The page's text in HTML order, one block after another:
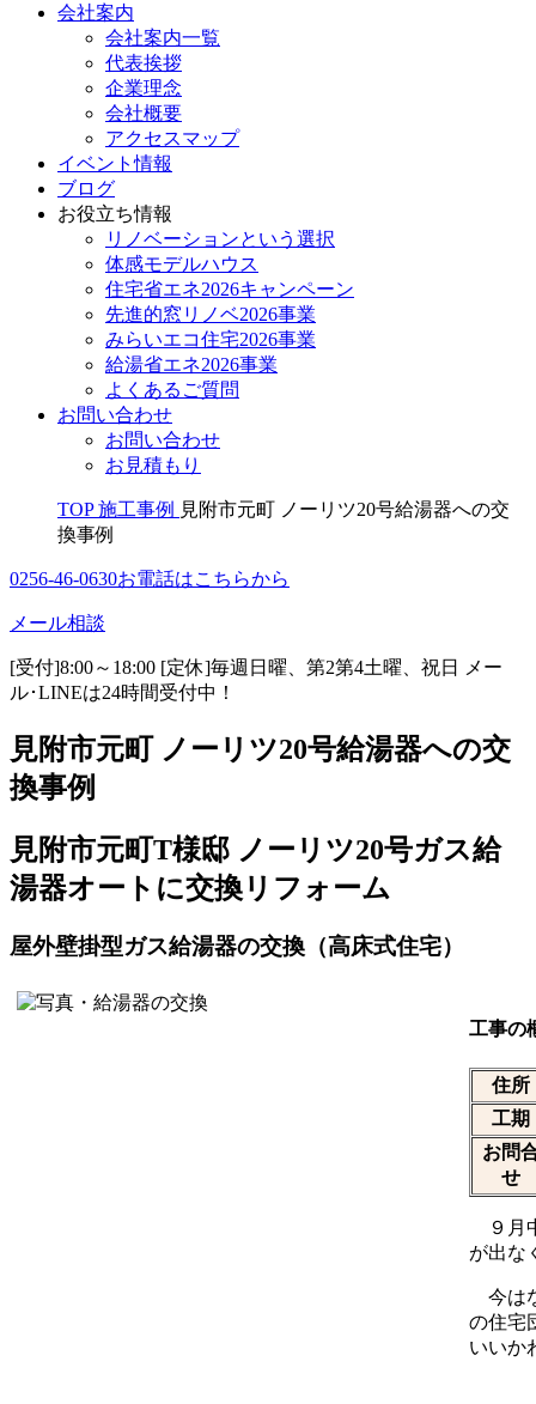
会社案内
会社案内一覧
代表挨拶
企業理念
会社概要
アクセスマップ
イベント情報
ブログ
お役立ち情報
リノベーションという選択
体感モデルハウス
住宅省エネ2026キャンペーン
先進的窓リノベ2026事業
みらいエコ住宅2026事業
給湯省エネ2026事業
よくあるご質問
お問い合わせ
お問い合わせ
お見積もり
TOP 施工事例 見附市元町 ノーリツ20号給湯器への交
換事例
0256-46-0630お電話はこちらから
メール相談
[受付]8:00～18:00 [定休]毎週日曜、第2第4土曜、祝日
メー
ル･LINEは24時間受付中！
見附市元町 ノーリツ20号給湯器への交
換事例
見附市元町T様邸 ノーリツ20号ガス給
湯器オートに交換リフォーム
屋外壁掛型ガス給湯器の交換（高床式住宅）
工事の
住所
工期
お問
せ
９月
が出な
今は
の住宅
いいか